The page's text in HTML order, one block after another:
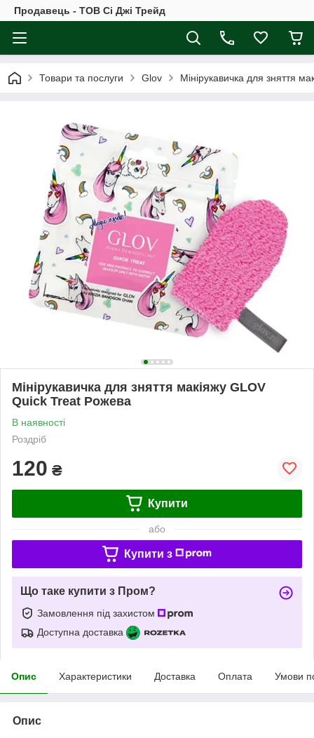
Продавець - ТОВ Сі Джі Трейд
Товари та послуги Glov Мінірукавичка для зняття
Мінірукавичка для зняття макіяжу GLOV
Quick Treat Рожева
В наявності
Роздріб
120 ₴
Купити
або
Купити з
Що таке купити з Пром?
Замовлення під захистом
Доступна доставка
Опис Характеристики Доставка Оплата Умови
Опис